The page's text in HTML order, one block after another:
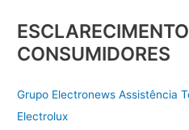
CONSUMIDORES
Grupo Electronews Assistência
Electrolux